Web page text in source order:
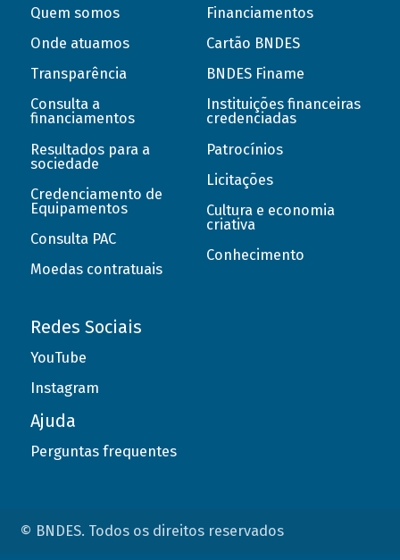
Quem somos
Onde atuamos
Transparência
Consulta a
financiamentos
Resultados para a
sociedade
Credenciamento de
Equipamentos
Consulta PAC
Moedas contratuais
Financiamentos
Cartão BNDES
BNDES Finame
Instituições financeiras
credenciadas
Patrocínios
Licitações
Cultura e economia
criativa
Conhecimento
Redes Sociais
YouTube
Instagram
Ajuda
Perguntas frequentes
© BNDES. Todos os direitos reservados